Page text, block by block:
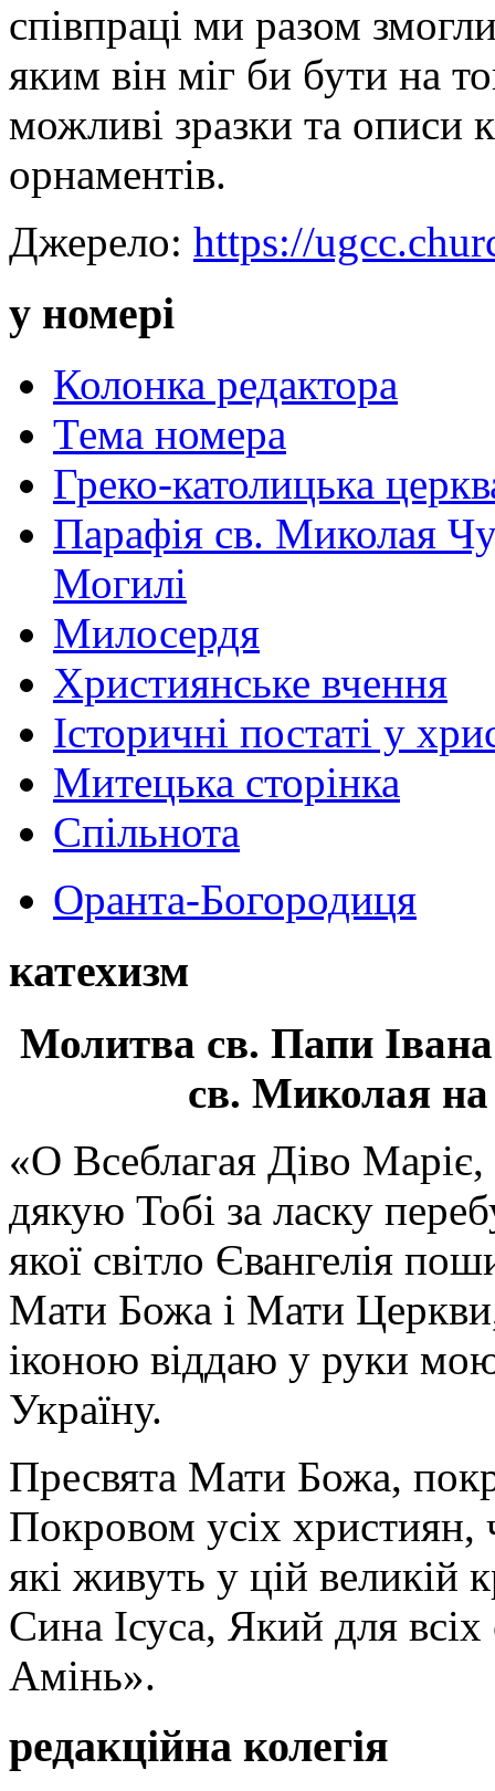
співпраці ми разом
яким він міг би бути на
можливі зразки та описи
орнаментів.
Джерело: https://
у номері
Колонка редактора
Тема номера
Греко-католицька
Парафія св. Миколая
Могилі
Милосердя
Християнське вчення
Історичні постаті у
Митецька сторінка
Спільнота
Оранта-Богородиця
катехизм
Молитва св. Папи
св. Миколая на
«О Всеблагая Діво
дякую Тобі за ласку
якої світло Євангелія
Мати Божа і Мати
іконою віддаю у руки
Україну.
Пресвята Мати Божа,
Покровом усіх християн,
які живуть у цій великій
Сина Ісуса, Який для
Амінь».
редакційна колегія